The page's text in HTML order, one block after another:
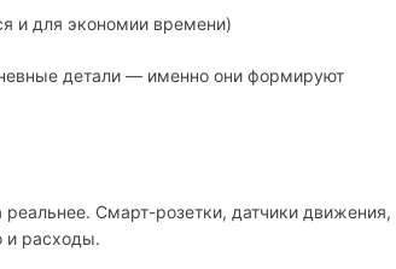
и для экономии времени)
детали — именно они формируют
реальнее. Смарт-розетки, датчики движения,
и расходы.